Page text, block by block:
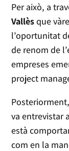
Per això, a
Vallèsque
l’oportunitat
de renom de
empreses
project
va entrevistar
està
com en la